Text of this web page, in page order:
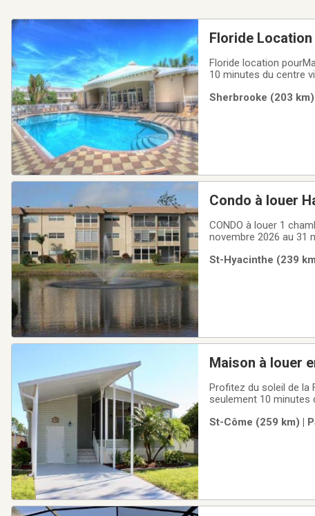
Floride
Floride location
Sherbrooke (203
Condo à louer
CONDO à louer 1
novembre 2026 au 31
St-Hyacinthe (239
Maison à louer
Profitez du soleil de la
seulement 10 minutes
!Disponibilités hiver
St-Côme (259 km) |